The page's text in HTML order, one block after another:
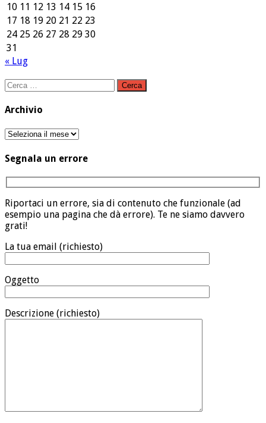
10 11 12 13 14 15 16
17 18 19 20 21 22 23
24 25 26 27 28 29 30
31
« Lug
Ricerca
per:
Archivio
Archivio
Segnala un errore
Riportaci un errore, sia di contenuto che funzionale (ad
esempio una pagina che dà errore). Te ne siamo davvero
grati!
La tua email (richiesto)
Oggetto
Descrizione (richiesto)